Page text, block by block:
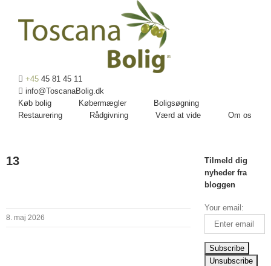
+45 45 81 45 11
info@ToscanaBolig.dk
Køb bolig
Købermægler
Boligsøgning
Restaurering
Rådgivning Værd at vide Om os
13
8. maj 2026
Tilmeld dig
nyheder fra
bloggen
Your email: